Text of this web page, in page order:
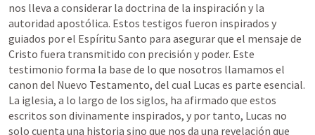
nos lleva a considerar la doctrina de la inspiración y la
autoridad apostólica. Estos testigos fueron inspirados y
guiados por el Espíritu Santo para asegurar que el mensaje de
Cristo fuera transmitido con precisión y poder. Este
testimonio forma la base de lo que nosotros llamamos el
canon del Nuevo Testamento, del cual Lucas es parte esencial.
La iglesia, a lo largo de los siglos, ha afirmado que estos
escritos son divinamente inspirados, y por tanto, Lucas no
solo cuenta una historia sino que nos da una revelación que